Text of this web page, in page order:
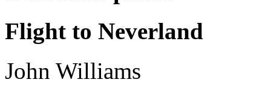
Flight to Neverland
John Williams